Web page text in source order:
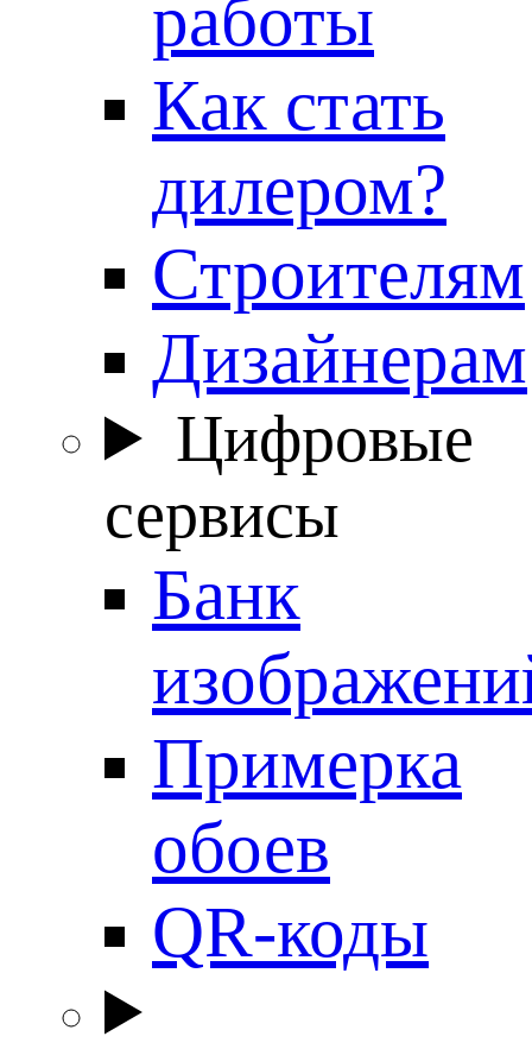
работы
Как стать
дилером?
Строителям
Дизайнерам
Цифровые
сервисы
Банк
Примерка
обоев
QR-коды